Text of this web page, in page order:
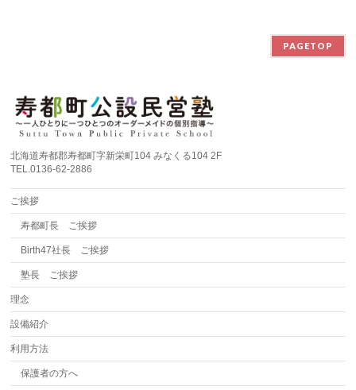
PAGETOP
北海道寿都郡寿都町字新栄町104 みなくる104 2F
TEL.0136-62-2886
ご挨拶
寿都町長 ご挨拶
Birth47社長 ご挨拶
塾長 ご挨拶
理念
設備紹介
利用方法
保護者の方へ